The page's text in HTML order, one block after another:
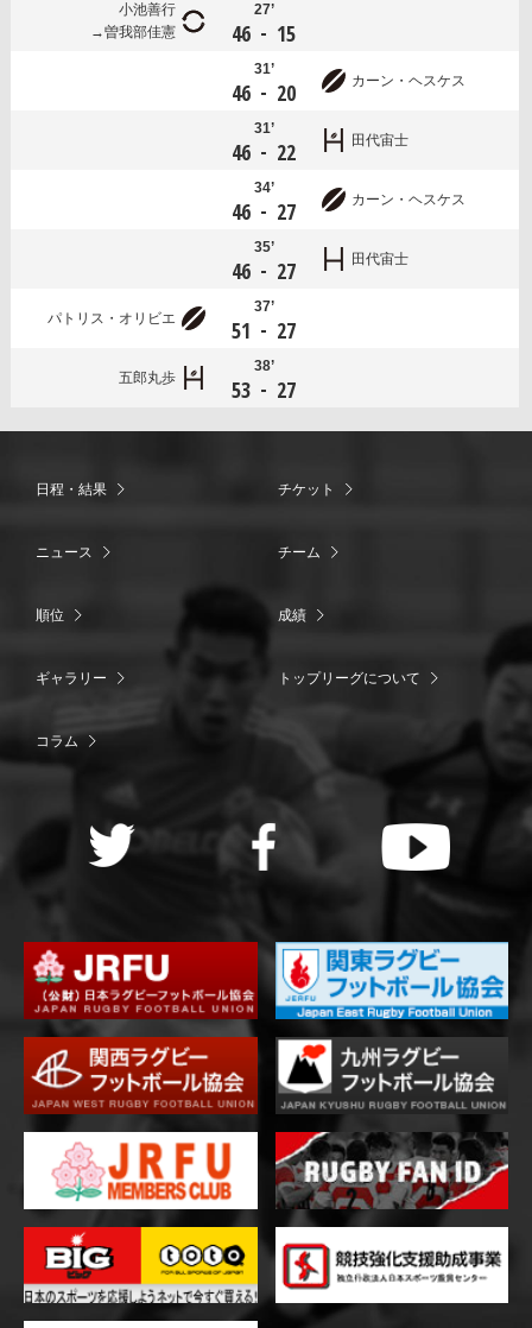
小池善行
曽我部佳憲
27’
46 - 15
31’
46 - 20 カーン・ヘスケス
31’
46 - 22 田代宙士
34’
46 - 27 カーン・ヘスケス
35’
46 - 27 田代宙士
パトリス・オリビエ
37’
51 - 27
五郎丸歩
38’
53 - 27
日程・結果 チケット
ニュース チーム
順位 成績
ギャラリー トップリーグについて
コラム